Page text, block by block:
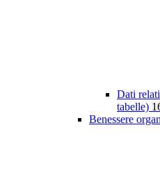
Dati
tabelle)
Benessere